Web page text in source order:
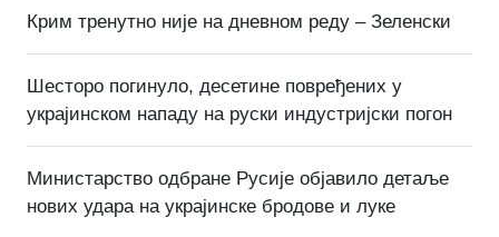
Крим тренутно није на дневном реду – Зеленски
Шесторо погинуло, десетине повређених у
украјинском нападу на руски индустријски погон
Министарство одбране Русије објавило детаље
нових удара на украјинске бродове и луке